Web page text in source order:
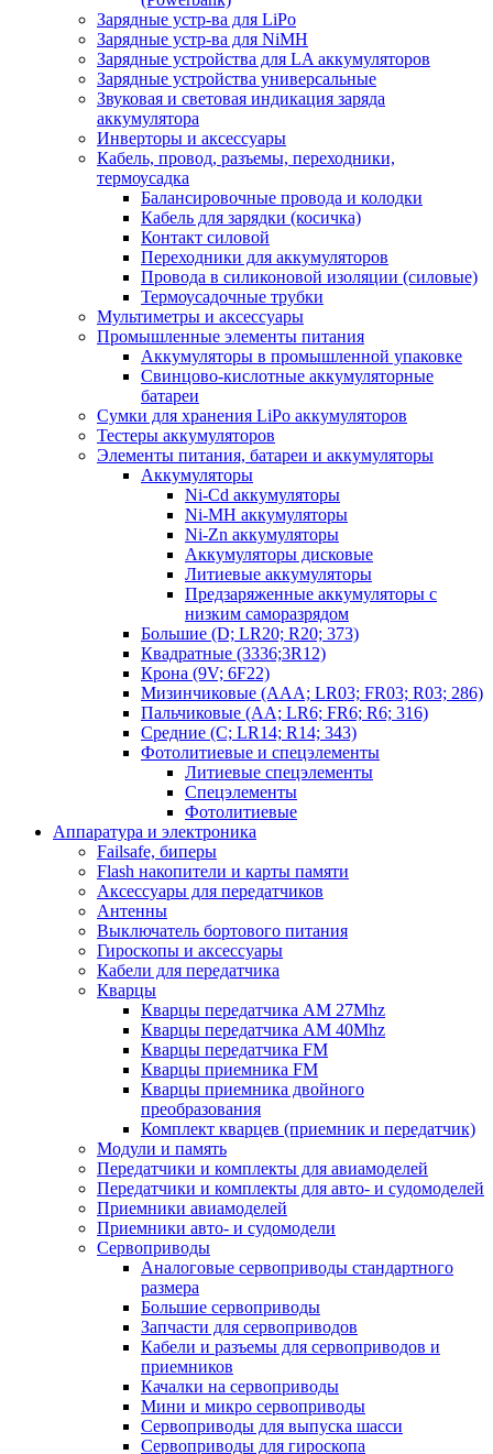
Зарядные устр-ва для LiPo
Зарядные устр-ва для NiMH
Зарядные устройства для LA аккумуляторов
Зарядные устройства универсальные
Звуковая и световая индикация заряда
аккумулятора
Инверторы и аксессуары
Кабель, провод, разъемы, переходники,
термоусадка
Балансировочные провода и колодки
Кабель для зарядки (косичка)
Контакт силовой
Переходники для аккумуляторов
Провода в силиконовой изоляции (силовые)
Термоусадочные трубки
Мультиметры и аксессуары
Промышленные элементы питания
Аккумуляторы в промышленной упаковке
Свинцово-кислотные аккумуляторные
батареи
Сумки для хранения LiPo аккумуляторов
Тестеры аккумуляторов
Элементы питания, батареи и аккумуляторы
Аккумуляторы
Ni-Cd аккумуляторы
Ni-MH аккумуляторы
Ni-Zn аккумуляторы
Аккумуляторы дисковые
Литиевые аккумуляторы
Предзаряженные аккумуляторы с
низким саморазрядом
Большие (D; LR20; R20; 373)
Квадратные (3336;3R12)
Крона (9V; 6F22)
Мизинчиковые (AAA; LR03; FR03; R03; 286)
Пальчиковые (AA; LR6; FR6; R6; 316)
Средние (C; LR14; R14; 343)
Фотолитиевые и спецэлементы
Литиевые спецэлементы
Спецэлементы
Фотолитиевые
Аппаратура и электроника
Failsafe, биперы
Flash накопители и карты памяти
Аксессуары для передатчиков
Антенны
Выключатель бортового питания
Гироскопы и аксессуары
Кабели для передатчика
Кварцы
Кварцы передатчика AM 27Mhz
Кварцы передатчика AM 40Mhz
Кварцы передатчика FM
Кварцы приемника FM
Кварцы приемника двойного
преобразования
Комплект кварцев (приемник и передатчик)
Модули и память
Передатчики и комплекты для авиамоделей
Передатчики и комплекты для авто- и судомоделей
Приемники авиамоделей
Приемники авто- и судомодели
Сервоприводы
Аналоговые сервоприводы стандартного
размера
Большие сервоприводы
Запчасти для сервоприводов
Кабели и разъемы для сервоприводов и
приемников
Качалки на сервоприводы
Мини и микро сервоприводы
Сервоприводы для выпуска шасси
Сервоприводы для гироскопа